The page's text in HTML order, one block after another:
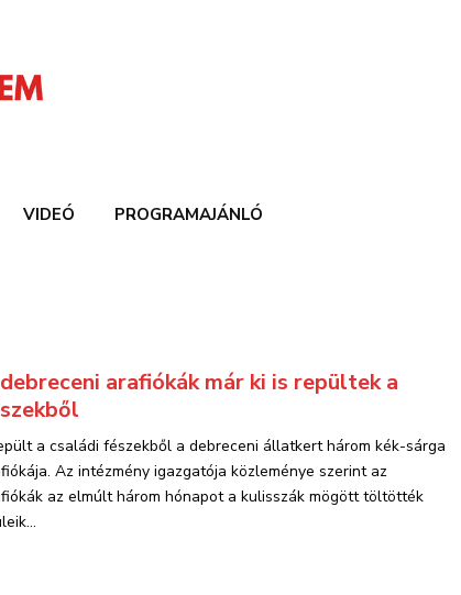
VIDEÓ PROGRAMAJÁNLÓ
arafiókák már ki is repültek a
a családi fészekből a debreceni állatkert három kék-sárga
Az intézmény igazgatója közleménye szerint az
az elmúlt három hónapot a kulisszák mögött töltötték